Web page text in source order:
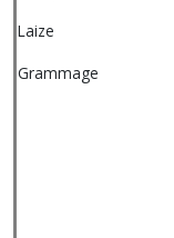
Laize
Grammage